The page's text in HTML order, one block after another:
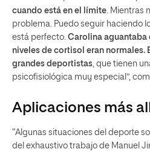
cuando está en el límite. Mientras
problema. Puedo seguir haciendo
está perfecto. Carolina aguantaba
niveles de cortisol eran normales.
grandes deportistas, que tienen
psicofisiológica muy especial”,
Aplicaciones más
“Algunas situaciones del deporte
del exhaustivo trabajo de Manuel